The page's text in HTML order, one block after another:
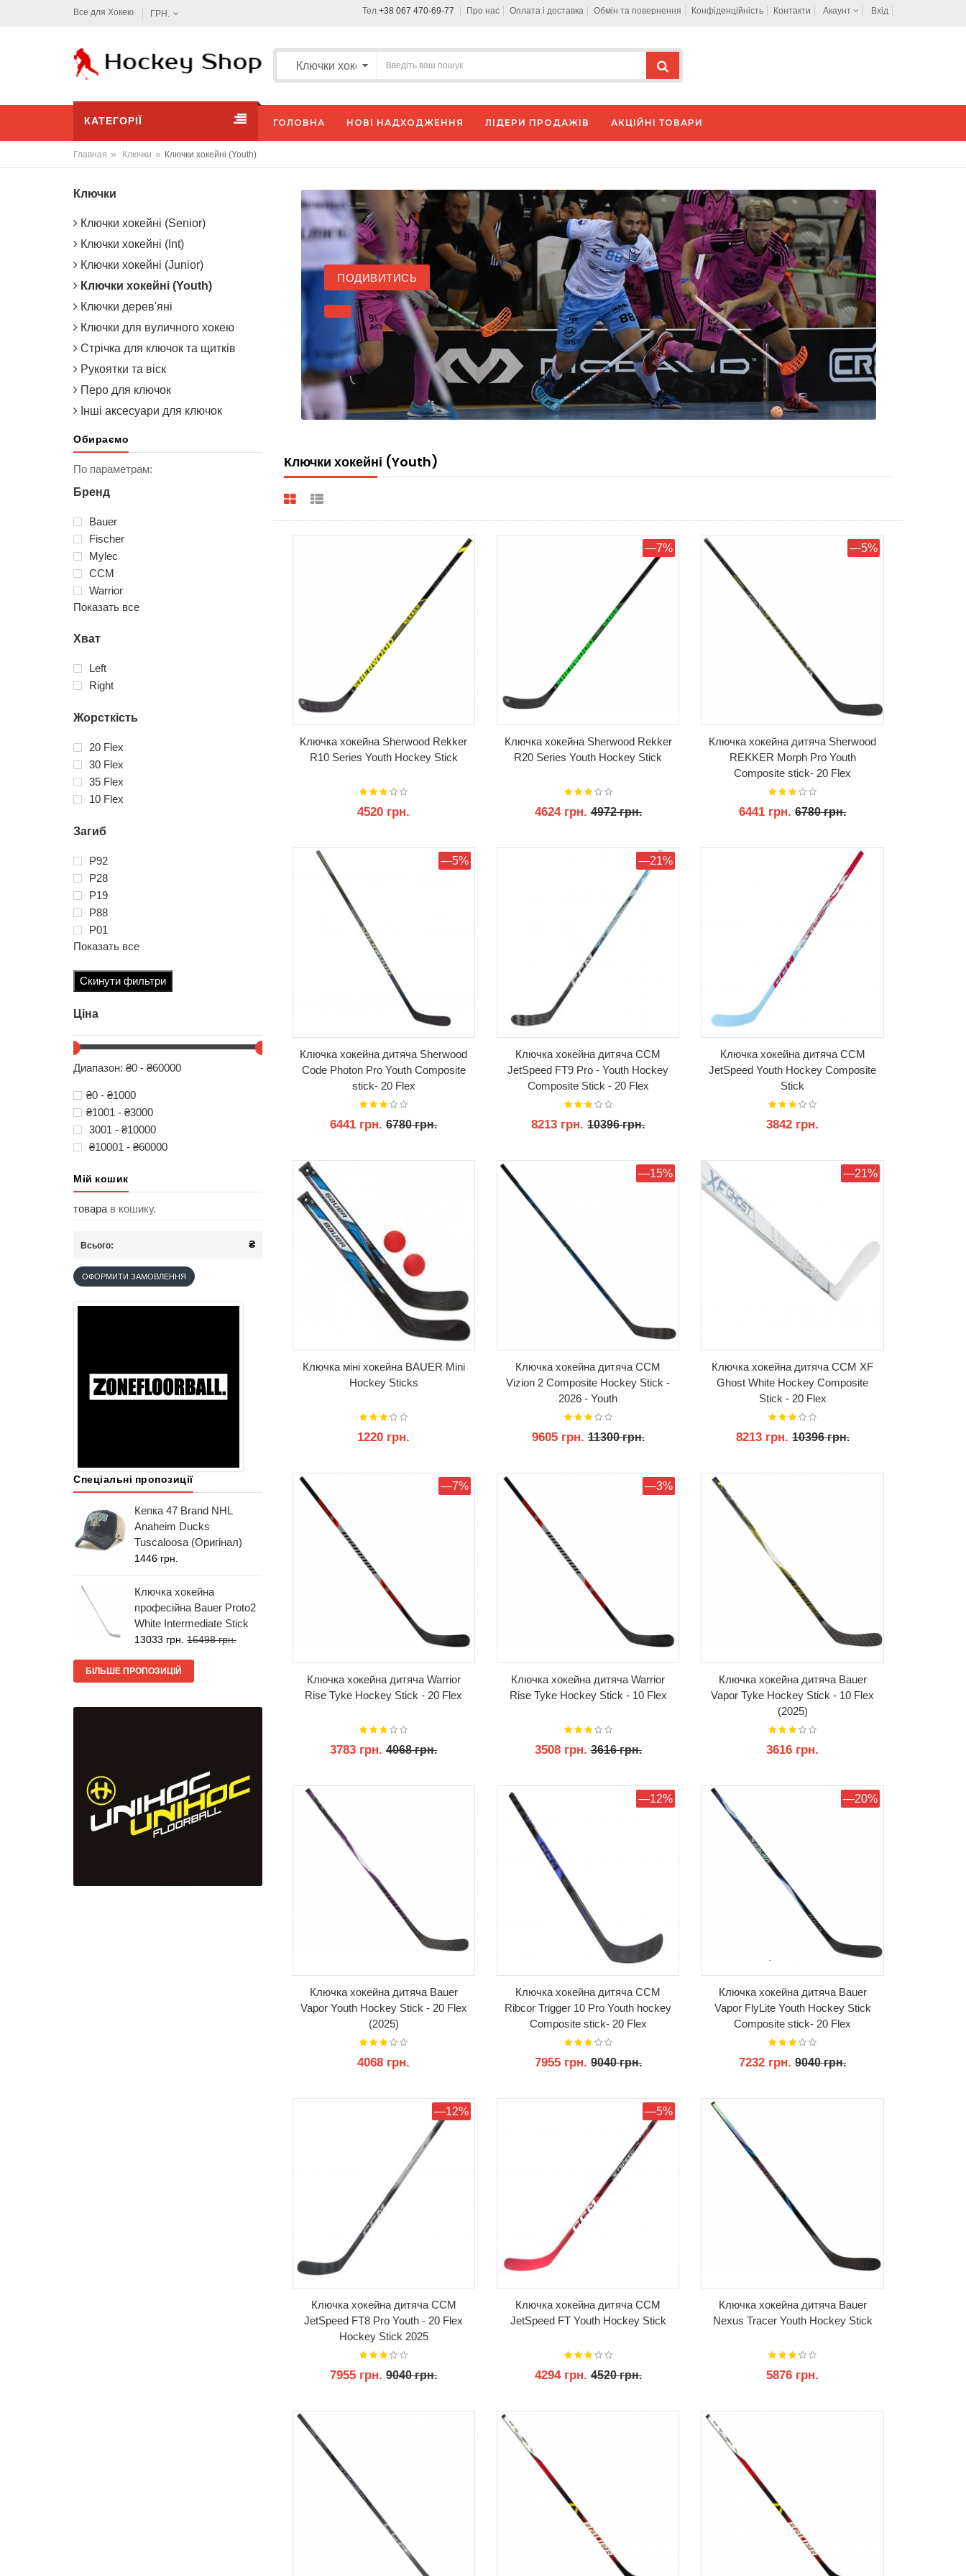
Все для Хокею ГРН. Тел.+38 067 470-69-77 Про нас Оплата і доставка Обмін та повернення Конфіденційність Контакти Акаунт Вхід
КАТЕГОРІЇ ГОЛОВНА НОВІ НАДХОДЖЕННЯ ЛІДЕРИ ПРОДАЖІВ АКЦІЙНІ ТОВАРИ
Главная » Ключки » Ключки хокейні (Youth)
ПОДИВИТИСЬ
Ключки хокейні (Youth)
Ключка хокейна Sherwood Rekker
R10 Series Youth Hockey Stick
4520 грн.
—7%
Ключка хокейна Sherwood Rekker
R20 Series Youth Hockey Stick
4624 грн.4972 грн.
—5%
Ключка хокейна дитяча Sherwood
REKKER Morph Pro Youth
Сomposite stick- 20 Flex
6441 грн.6780 грн.
—5%
Ключка хокейна дитяча Sherwood
Code Photon Pro Youth Сomposite
stick- 20 Flex
6441 грн.6780 грн.
—21%
Ключка хокейна дитяча CCM
JetSpeed FT9 Pro - Youth Hockey
Composite Stick - 20 Flex
8213 грн.10396 грн.
Ключка хокейна дитяча CCM
JetSpeed Youth Hockey Composite
Stick
3842 грн.
Ключка міні хокейна BAUER Mini
Hockey Sticks
1220 грн.
—15%
Ключка хокейна дитяча CCM
Vizion 2 Composite Hockey Stick -
2026 - Youth
9605 грн.11300 грн.
—21%
Ключка хокейна дитяча CCM XF
Ghost White Hockey Composite
Stick - 20 Flex
8213 грн.10396 грн.
—7%
Ключка хокейна дитяча Warrior
Rise Tyke Hockey Stick - 20 Flex
3783 грн.4068 грн.
—3%
Ключка хокейна дитяча Warrior
Rise Tyke Hockey Stick - 10 Flex
3508 грн.3616 грн.
Ключка хокейна дитяча Bauer
Vapor Tyke Hockey Stick - 10 Flex
(2025)
3616 грн.
Ключка хокейна дитяча Bauer
Vapor Youth Hockey Stick - 20 Flex
(2025)
4068 грн.
—12%
Ключка хокейна дитяча CCM
Ribcor Trigger 10 Pro Youth hockey
Composite stick- 20 Flex
7955 грн.9040 грн.
—20%
Ключка хокейна дитяча Bauer
Vapor FlyLite Youth Hockey Stick
Сomposite stick- 20 Flex
7232 грн.9040 грн.
—12%
Ключка хокейна дитяча CCM
JetSpeed FT8 Pro Youth - 20 Flex
Hockey Stick 2025
7955 грн.9040 грн.
—5%
Ключка хокейна дитяча CCM
JetSpeed FT Youth Hockey Stick
4294 грн.4520 грн.
Ключка хокейна дитяча Bauer
Nexus Tracer Youth Hockey Stick
5876 грн.
Ключки
Ключки хокейні (Senior)
Ключки хокейні (Int)
Ключки хокейні (Junior)
Ключки хокейні (Youth)
Ключки дерев'яні
Ключки для вуличного хокею
Стрічка для ключок та щитків
Рукоятки та віск
Перо для ключок
Інші аксесуари для ключок
Обираємо
По параметрам:
Бренд
Bauer
Fischer
Mylec
ССМ
Warrior
Показать все
Хват
Left
Right
Жорсткість
20 Flex
30 Flex
35 Flex
10 Flex
Загиб
P92
P28
P19
P88
P01
Показать все
Скинути фильтри
Ціна
Диапазон: ₴0 - ₴60000
₴0 - ₴1000
₴1001 - ₴3000
3001 - ₴10000
₴10001 - ₴60000
Мій кошик
товара в кошику.
Всього: ₴
ОФОРМИТИ ЗАМОВЛЕННЯ
Спеціальні пропозиції
Кепка 47 Brand NHL
Anaheim Ducks
Tuscaloosa (Оригінал)
1446 грн.
Ключка хокейна
професійна Bauer Proto2
White Intermediate Stick
13033 грн. 16498 грн.
БІЛЬШЕ ПРОПОЗИЦІЙ